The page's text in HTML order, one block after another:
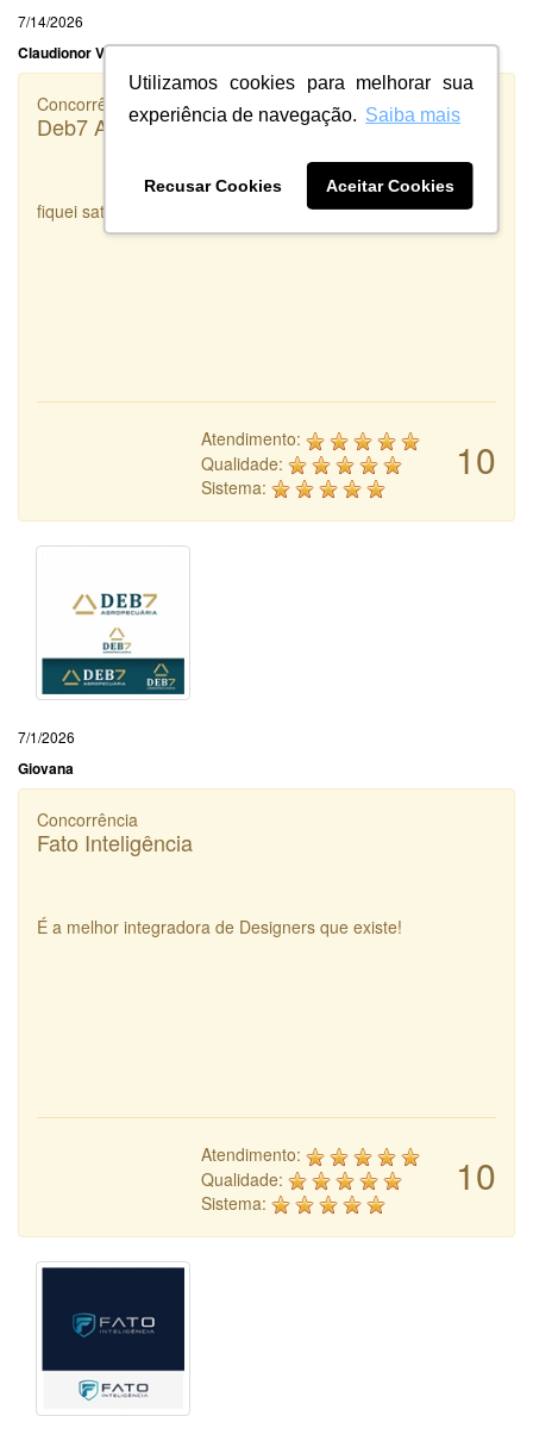
Utilizamos cookies para melhorar sua
experiência de navegação. Saiba mais
Recusar Cookies Aceitar Cookies
7/14/2026
Claudionor Ventura Oliveira Ltda
Concorrência
Deb7 Agropecuária
fiquei satisfeita com o serviço prestado
10
Atendimento:
Qualidade:
Sistema:
7/1/2026
Giovana
Concorrência
Fato Inteligência
É a melhor integradora de Designers que existe!
10
Atendimento:
Qualidade:
Sistema: